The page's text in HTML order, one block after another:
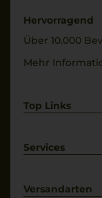
20% Syrah
16 °C
Hervorragend
Über 10.000
Mehr
Top Links
Weißwein
Services
Kontakt
Versandarten